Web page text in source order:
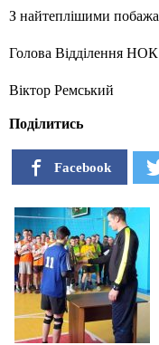
З найтеплішими
Голова Відділення НОК
Віктор Ремський
Поділитись
Facebook